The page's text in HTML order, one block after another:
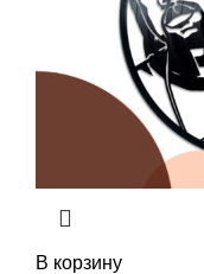
В корзину